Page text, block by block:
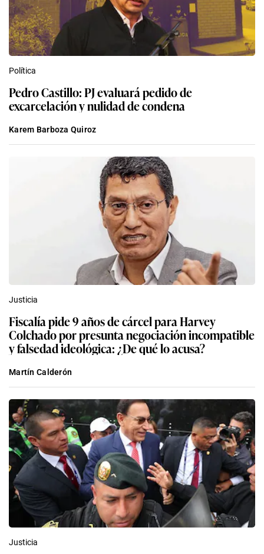
Política
Pedro Castillo: PJ evaluará pedido de
excarcelación y nulidad de condena
Karem Barboza Quiroz
Justicia
Fiscalía pide 9 años de cárcel para Harvey
Colchado por presunta negociación incompatible
y falsedad ideológica: ¿De qué lo acusa?
Martín Calderón
Justicia